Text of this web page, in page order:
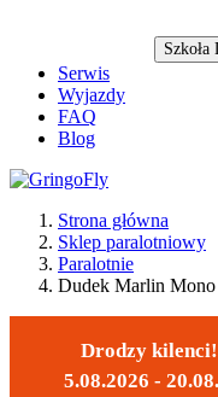
Szkoła
Serwis
Wyjazdy
FAQ
Blog
Strona główna
Sklep paralotniowy
Paralotnie
Dudek Marlin Mono
Drodzy
5.08.2026 -